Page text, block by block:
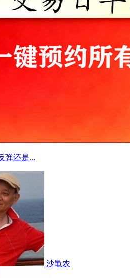
弹还是...
沙黾农